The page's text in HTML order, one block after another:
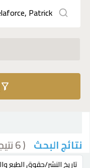
نتائج البحث ( 6 نتيجة)
ترتيب بواسطة: